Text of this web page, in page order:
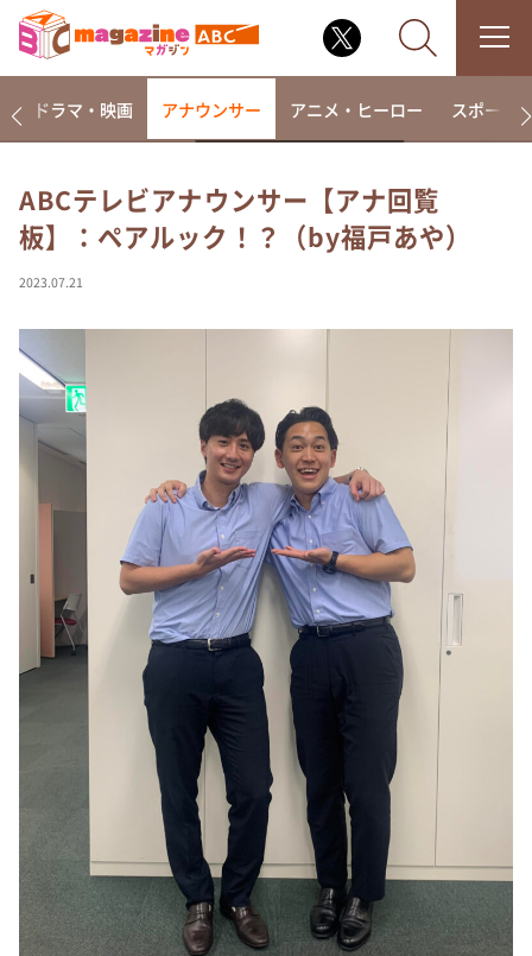
なるみ・岡村の過ぎるTV
相席食堂
探偵！ナイトスクープ
河合＆A.B.C-Z塚田×福井アナ「なんでやねん！？」
（news おかえり）
DAIGOも台所 ～きょうの献立 何にする？～
本日はダイアンなり！シーズン２
朝だ！生です旅サラダ
教えて！ニュースライブ 正義のミカタ
ＬＩＦＥ～夢のカタチ～
新婚さんいらっしゃい！
ポツンと一軒家
ザキ山小屋本館
ぺこぱのまるスポ
アナ回覧板
ドラマ・映画 アナウンサー アニメ・ヒーロー スポーツ
ABCテレビアナウンサー【アナ回覧
板】：ペアルック！？（by福戸あや）
2023.07.21